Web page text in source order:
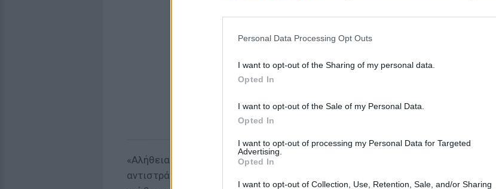
Personal Data Processing Opt Outs
I want to opt-out of the Sharing of my personal data.
Opted In
I want to opt-out of the Sale of my Personal Data.
Opted In
I want to opt-out of processing my Personal Data for Targeted
Advertising.
Opted In
I want to opt-out of Collection, Use, Retention, Sale, and/or Sharing
«Αλήθεια κ. Υπουργέ, πως νιώθετε όταν φοράτε τη στολή;» υπογραμμίζει ο
αντιστράτηγος και προσθέτει: «Αισθάνεστε τα G στο σώμα σας που